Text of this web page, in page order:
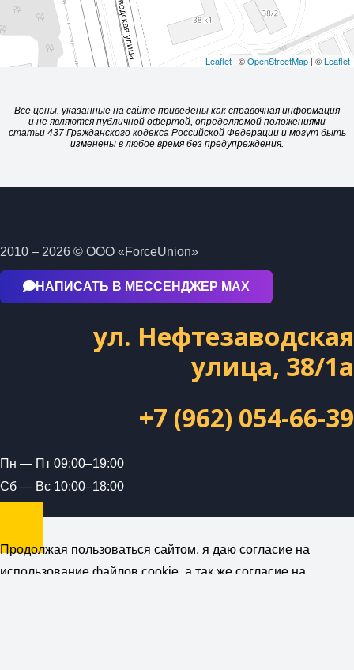
Leaflet | ©OpenStreetMap | ©Leaflet
Все цены, указанные на сайте приведены как справочная информация
и не являются публичной офертой, определяемой положениями
статьи 437 Гражданского кодекса Российской Федерации и могут быть
изменены в любое время без предупреждения.
2010 – 2026 © ООО «ForceUnion»
НАПИСАТЬ В МЕССЕНДЖЕР МАХ
ул. Нефтезаводская
улица, 38/1а
+7 (962) 054-66-39
Пн — Пт 09:00–19:00
Сб — Вс 10:00–18:00
Продолжая пользоваться сайтом, я даю согласие на
использование файлов cookie, а так же согласие на